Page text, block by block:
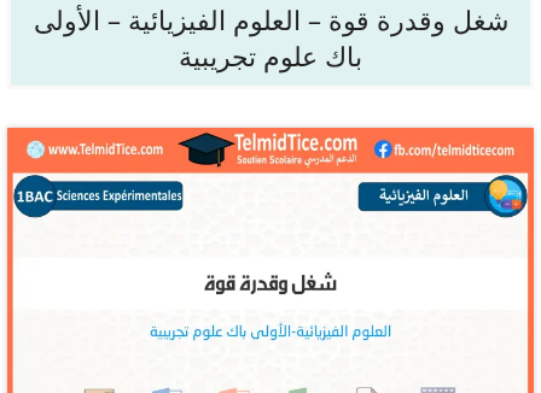
شغل وقدرة قوة – العلوم الفيزيائية – الأولى
باك علوم تجريبية